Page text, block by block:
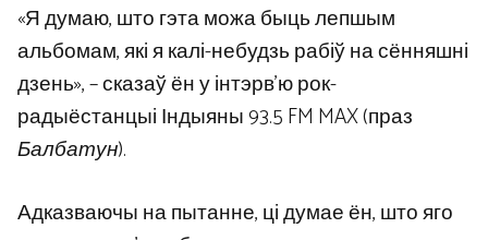
«Я думаю, што гэта можа быць лепшым
альбомам, які я калі-небудзь рабіў на сённяшні
дзень», – сказаў ён у інтэрв’ю рок-
радыёстанцыі Індыяны 93.5 FM MAX (праз
Балбатун).
Адказваючы на ​​пытанне, ці думае ён, што яго